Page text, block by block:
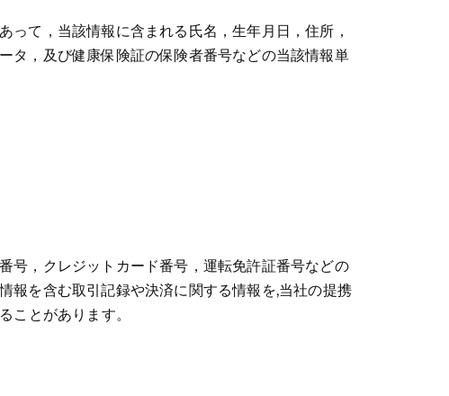
って，当該情報に含まれる氏名，生年月日，住所，
タ，及び健康保険証の保険者番号などの当該情報単
号，クレジットカード番号，運転免許証番号などの
報を含む取引記録や決済に関する情報を,当社の提携
とがあります。